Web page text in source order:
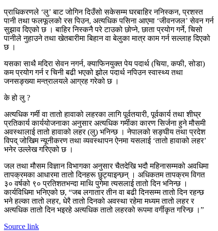
प्राधिकरणले ‘लु’ बाट जोगिन दिउँसो सकेसम्म घरबाहिर ननिस्कन, प्रशस्त
पानी तथा फलफूलको रस पिउन, अत्यधिक पसिना आएमा ‘जीवनजल’ सेवन गर्न
सुझाव दिएको छ । बाहिर निस्कनै परे टाउको छोप्ने, छाता प्रयोग गर्ने, चिसो
पानीले नुहाउने तथा खेतबारीमा बिहान वा बेलुका मात्र काम गर्न सल्लाह दिएको
छ ।
यसका साथै मदिरा सेवन नगर्न, क्याफिनयुक्त पेय पदार्थ (चिया, कफी, सोडा)
कम प्रयोग गर्न र चिनी बढी भएको झोल पदार्थ नपिउन स्वास्थ्य तथा
जनसङ्ख्या मन्त्रालयले आग्रह गरेको छ ।
के हो लु ?
अत्यधिक गर्मी वा तातो हावाको लहरका लागि पूर्वतयारी, पूर्वकार्य तथा शीघ्र
प्रतिकार्य कार्ययोजनाका अनुसार अत्यधिक गर्मीका कारण सिर्जना हुने मौसमी
अवस्थालाई तातो हावाको लहर (लु) भनिन्छ । नेपालको सङ्घीय तथा प्रदेश
विपद् जोखिम न्यूनीकरण तथा व्यवस्थापन ऐनमा यसलाई ‘तातो हावाको लहर’
भनेर उल्लेख गरिएको छ ।
जल तथा मौसम विज्ञान विभागका अनुसार चैतदेखि भदौ महिनासम्मको अवधिमा
तापक्रमका आधारमा तातो दिनहरू छुट्याइन्छन् । अधिकतम तापक्रम विगत
३० वर्षको ९० प्रतिशतभन्दा माथि पुगेमा त्यसलाई तातो दिन भनिन्छ ।
कार्यविधिमा भनिएको छ, “जब लगातार तीन वा बढी दिनसम्म तातो दिन रहन्छ
भने हल्का तातो लहर, धेरै तातो दिनको अवस्था रहेमा मध्यम तातो लहर र
अत्यधिक तातो दिन भइरहे अत्यधिक तातो लहरको रूपमा वर्गीकृत गरिन्छ ।”
Source link